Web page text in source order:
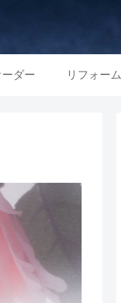
ダー リフォーム